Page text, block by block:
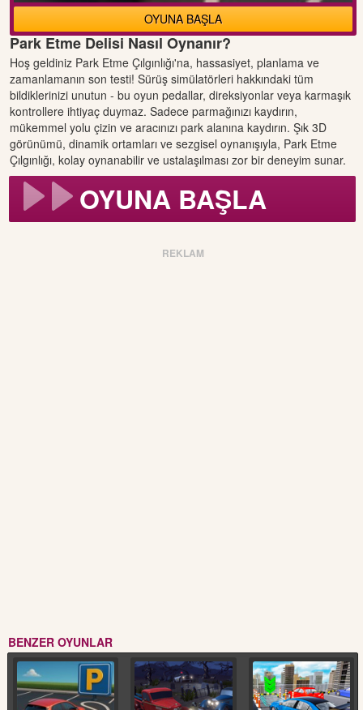
OYUNA BAŞLA
Park Etme Delisi Nasıl Oynanır?
Hoş geldiniz Park Etme Çılgınlığı'na, hassasiyet, planlama ve
zamanlamanın son testi! Sürüş simülatörleri hakkındaki tüm
bildiklerinizi unutun - bu oyun pedallar, direksiyonlar veya karmaşık
kontrollere ihtiyaç duymaz. Sadece parmağınızı kaydırın,
mükemmel yolu çizin ve aracınızı park alanına kaydırın. Şık 3D
görünümü, dinamik ortamları ve sezgisel oynanışıyla, Park Etme
Çılgınlığı, kolay oynanabilir ve ustalaşılması zor bir deneyim sunar.
OYUNA BAŞLA
REKLAM
BENZER OYUNLAR